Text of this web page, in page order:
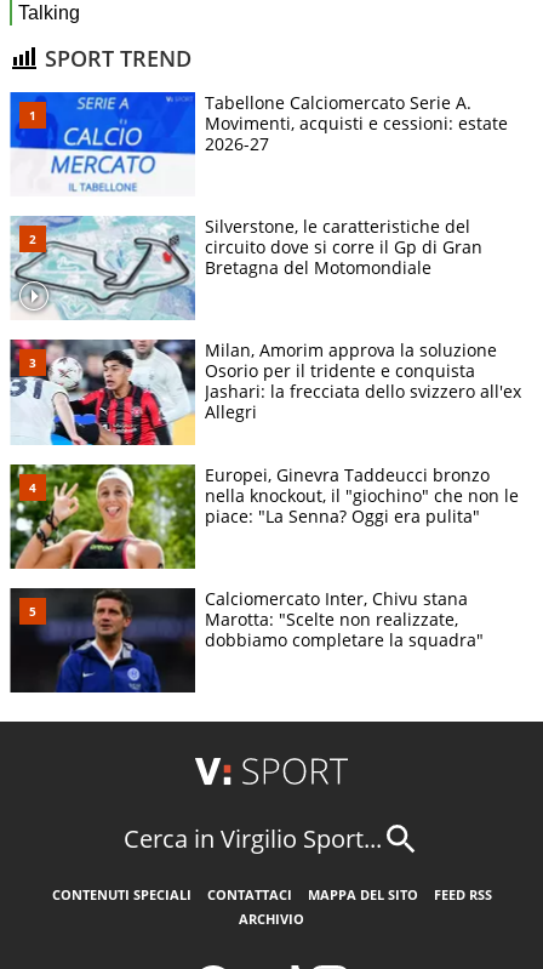
SPORT TREND
Tabellone Calciomercato Serie A.
Movimenti, acquisti e cessioni: estate
2026-27
Silverstone, le caratteristiche del
circuito dove si corre il Gp di Gran
Bretagna del Motomondiale
Milan, Amorim approva la soluzione
Osorio per il tridente e conquista
Jashari: la frecciata dello svizzero all'ex
Allegri
Europei, Ginevra Taddeucci bronzo
nella knockout, il "giochino" che non le
piace: "La Senna? Oggi era pulita"
Calciomercato Inter, Chivu stana
Marotta: "Scelte non realizzate,
dobbiamo completare la squadra"
Cerca in Virgilio Sport...
CONTENUTI SPECIALI CONTATTACI MAPPA DEL SITO
FEED RSS
ARCHIVIO